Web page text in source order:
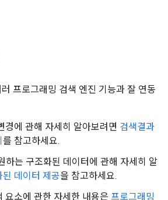
프로그래밍 검색 엔진 기능과 잘 연동
경에 관해 자세히 알아보려면 검색결과
를 참고하세요.
하는 구조화된 데이터에 관해 자세히 알
된 데이터 제공을 참고하세요.
요소에 관한 자세한 내용은 프로그래밍